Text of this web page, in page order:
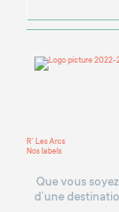
R' Les Arcs
Nos labels
Que vous
d’une